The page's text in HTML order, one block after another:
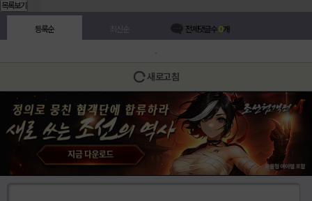
목록보기
등록순 최신순 전체댓글수0개
새로고침